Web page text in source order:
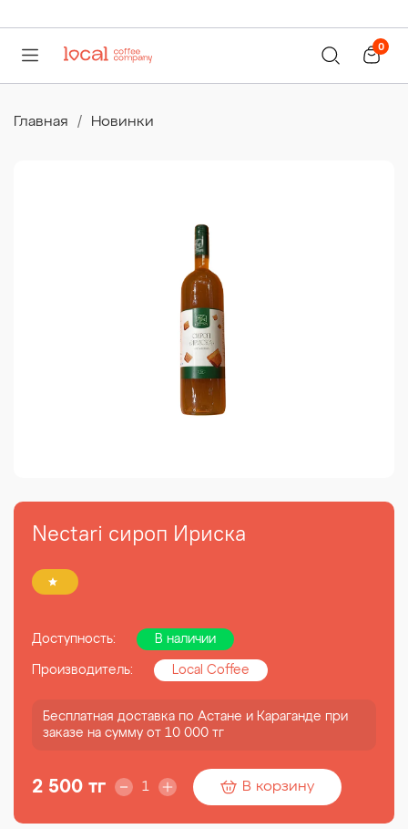
0
Главная Новинки
Nectari сироп Ириска
Доступность: В наличии
Производитель: Local Coffee
Бесплатная доставка по Астане и Караганде при
заказе на сумму от 10 000 тг
2 500 тг В корзину